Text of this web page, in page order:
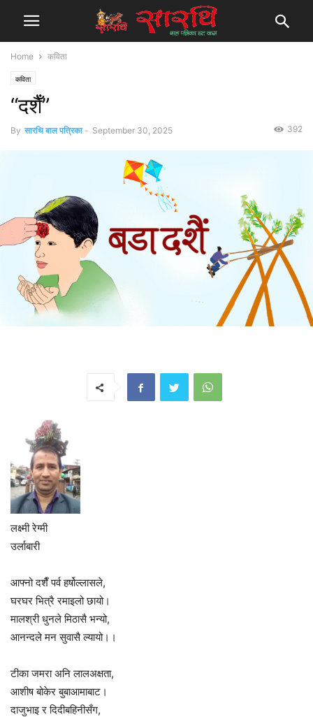
Home कविता
कविता
“दशैँ”
By सारथि बाल पत्रिका - September 30, 2025 392
लक्ष्मी रेग्मी
उर्लाबारी
आफ्नो दशैँ पर्व हर्षोल्लासले,
घरघर भित्रै रमाइलो छायो।
मालश्री धुनले मिठासै भन्यो,
आनन्दले मन सुवासै ल्यायो।।
टीका जमरा अनि लालअक्षता,
आशीष बोकेर बुबाआमाबाट।
दाजुभाइ र दिदीबहिनीसँग,